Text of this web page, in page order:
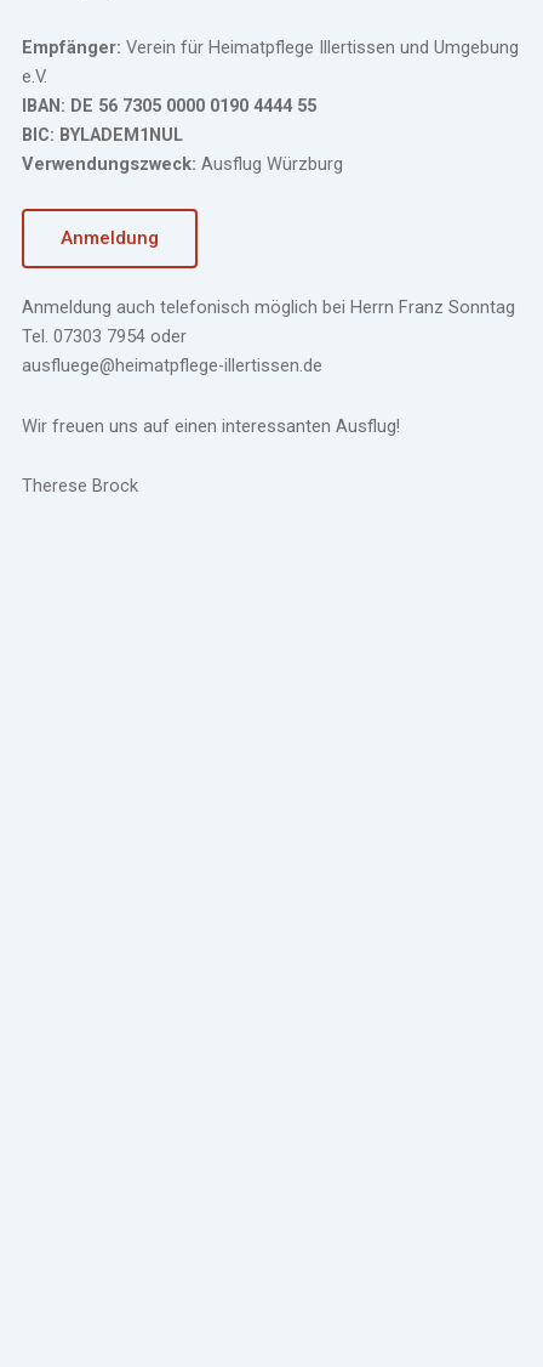
Empfänger: Verein für Heimatpflege Illertissen und Umgebung
e.V.
IBAN: DE 56 7305 0000 0190 4444 55
BIC: BYLADEM1NUL
Verwendungszweck: Ausflug Würzburg
Anmeldung
Anmeldung auch telefonisch möglich bei Herrn Franz Sonntag
Tel. 07303 7954 oder
ausfluege@heimatpflege-illertissen.de
Wir freuen uns auf einen interessanten Ausflug!
Therese Brock